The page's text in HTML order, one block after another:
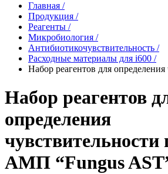
Главная /
Продукция /
Реагенты /
Микробиология /
Антибиотикочувствительность /
Расходные материалы для i600 /
Набор реагентов для определения
Набор реагентов
определения
чувствительности
АМП “Fungus